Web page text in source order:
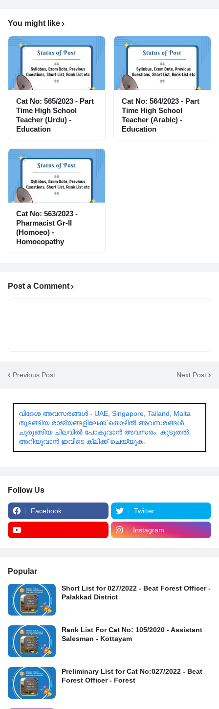
You might like
Cat No: 565/2023 - Part
Time High School
Teacher (Urdu) -
Education
Cat No: 564/2023 - Part
Time High School
Teacher (Arabic) -
Education
Cat No: 563/2023 -
Pharmacist Gr-II
(Homoeo) -
Homoeopathy
Post a Comment
Previous Post Next Post
വിദേശ അവസരങ്ങൾ - UAE, Singapore, Tailand, Malta
തുടങ്ങിയ രാജ്യങ്ങളിലേക്ക് തൊഴിൽ അവസരങ്ങൾ,
ചുരുങ്ങിയ ചിലവിൽ പോകുവാൻ അവസരം. കൂടുതൽ
അറിയുവാൻ ഇവിടെ ക്ലിക്ക് ചെയ്യുക.
Follow Us
Facebook Twitter
Instagram
Popular
Short List for 027/2022 - Beat Forest Officer -
Palakkad District
Rank List For Cat No: 105/2020 - Assistant
Salesman - Kottayam
Preliminary List for Cat No:027/2022 - Beat
Forest Officer - Forest